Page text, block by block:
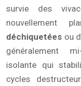
survie des
nouvellement
déchiquetées ou
généralement
isolante qui
cycles